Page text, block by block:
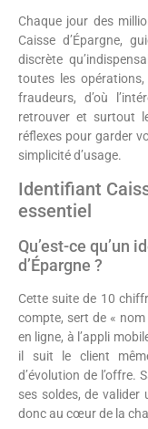
Chaque jour des
Caisse d’Épargne,
discrète
toutes les
fraudeurs, d’où
retrouver et surtout
réflexes pour garder
simplicité d’usage.
Identifiant
essentiel
Qu’est-ce qu’un
d’Épargne ?
Cette suite de 10
compte, sert de «
en ligne, à l’appli
il suit le client
d’évolution de l’offre.
ses soldes, de valider
donc au cœur de la